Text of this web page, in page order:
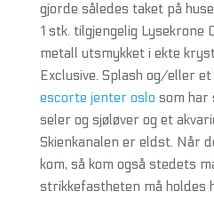
gjorde således taket på
1 stk. tilgjengelig
metall utsmykket i ekte
Exclusive. Splash og/eller et
escorte jenter oslo som har
seler og sjøløver og et
Skienkanalen er eldst. Når
kom, så kom også stedets
strikkefastheten må holdes